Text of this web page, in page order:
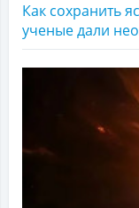
Как сохранить
ученые дали